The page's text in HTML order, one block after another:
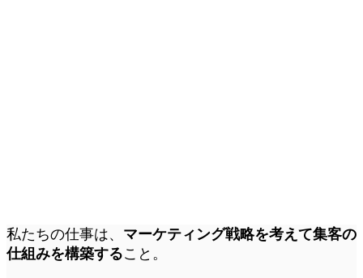
私たちの仕事は、 マーケティング戦略を考えて集客の
仕組みを構築すること。